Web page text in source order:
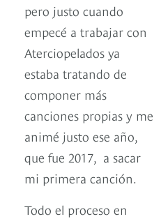
pero justo cuando
empecé a trabajar con
Aterciopelados ya
estaba tratando de
componer más
canciones propias y me
animé justo ese año,
que fue 2017, a sacar
mi primera canción.
Todo el proceso en